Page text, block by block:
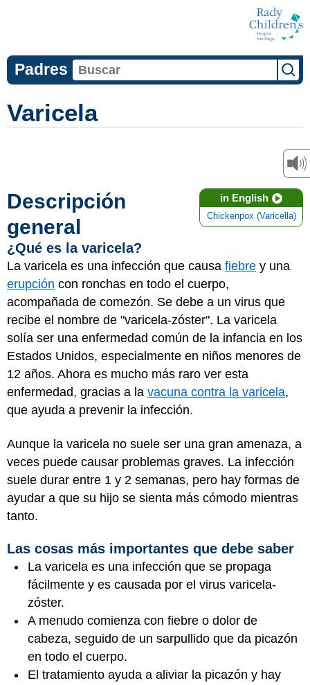
Padres
Varicela
in English
Chickenpox (Varicella)
Descripción
general
¿Qué es la varicela?
La varicela es una infección que causa fiebre y una
erupción con ronchas en todo el cuerpo,
acompañada de comezón. Se debe a un virus que
recibe el nombre de "varicela-zóster". La varicela
solía ser una enfermedad común de la infancia en los
Estados Unidos, especialmente en niños menores de
12 años. Ahora es mucho más raro ver esta
enfermedad, gracias a la vacuna contra la varicela,
que ayuda a prevenir la infección.
Aunque la varicela no suele ser una gran amenaza, a
veces puede causar problemas graves. La infección
suele durar entre 1 y 2 semanas, pero hay formas de
ayudar a que su hijo se sienta más cómodo mientras
tanto.
Las cosas más importantes que debe saber
La varicela es una infección que se propaga
fácilmente y es causada por el virus varicela-
zóster.
A menudo comienza con fiebre o dolor de
cabeza, seguido de un sarpullido que da picazón
en todo el cuerpo.
El tratamiento ayuda a aliviar la picazón y hay